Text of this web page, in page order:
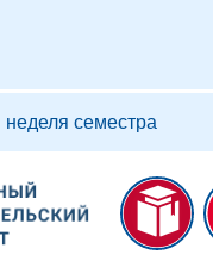
неделя семестра